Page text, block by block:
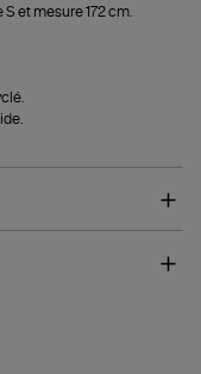
et mesure 172 cm.